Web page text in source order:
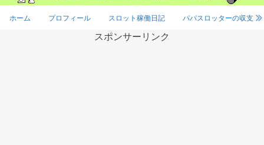
ホーム プロフィール スロット稼働日記 パパスロッターの収支
スポンサーリンク